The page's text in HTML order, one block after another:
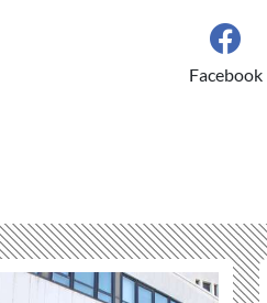
Facebook